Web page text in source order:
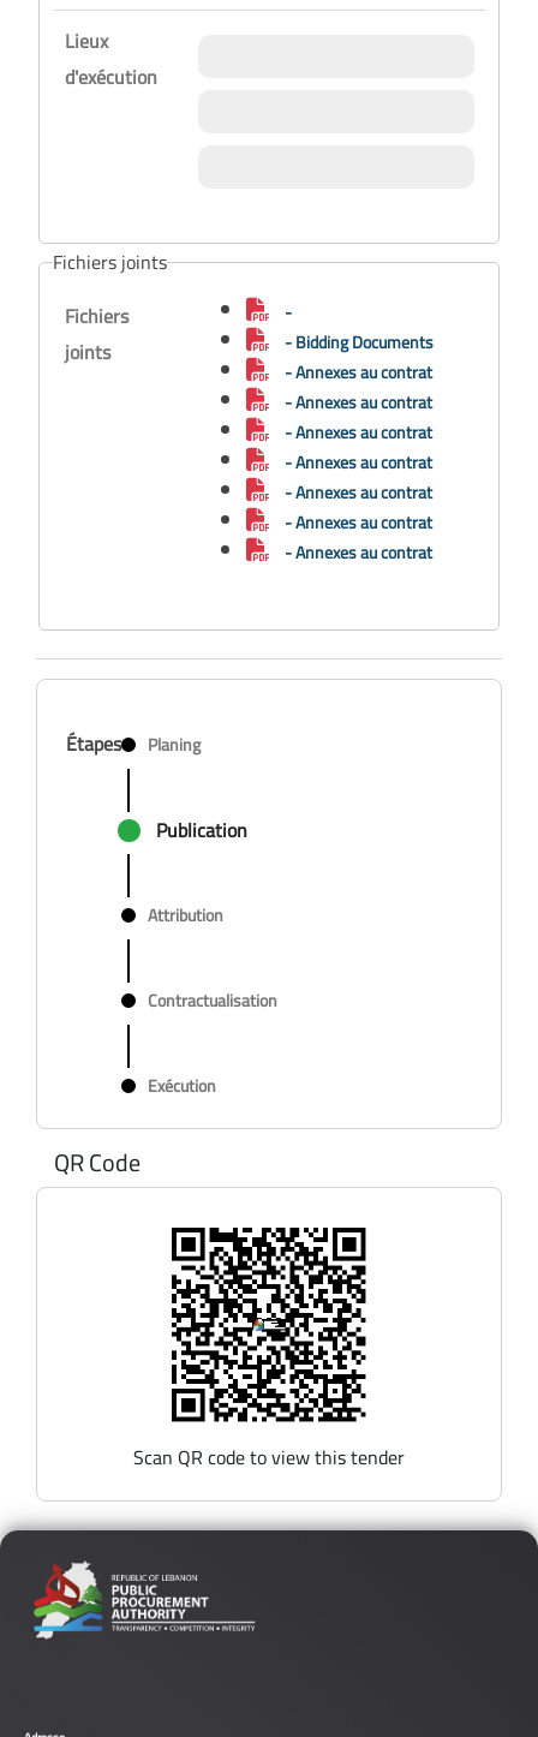
Lieux
d'exécution
Fichiers joints
Fichiers
joints
-
- Bidding Documents
- Annexes au contrat
- Annexes au contrat
- Annexes au contrat
- Annexes au contrat
- Annexes au contrat
- Annexes au contrat
- Annexes au contrat
Étapes Planing
Publication
Attribution
Contractualisation
Exécution
QR Code
Scan QR code to view this tender